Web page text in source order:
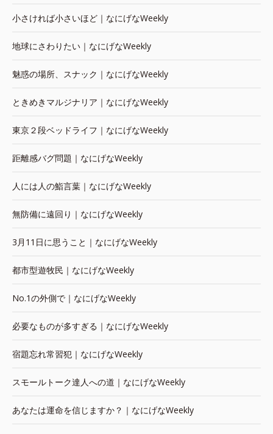
小さければ小さいほど｜なにげなWeekly
地球にさわりたい｜なにげなWeekly
魅惑の場所、スナック｜なにげなWeekly
ときめきマルジナリア｜なにげなWeekly
東京２段ベッドライフ｜なにげなWeekly
距離感バグ問題｜なにげなWeekly
人には人の鮨言葉｜なにげなWeekly
無防備に遠回り｜なにげなWeekly
3月11日に思うこと｜なにげなWeekly
都市型遊牧民｜なにげなWeekly
No.1の外側で｜なにげなWeekly
必要なものが多すぎる｜なにげなWeekly
宿題忘れ常習犯｜なにげなWeekly
スモールトーク達人への道｜なにげなWeekly
あなたは運命を信じますか？｜なにげなWeekly